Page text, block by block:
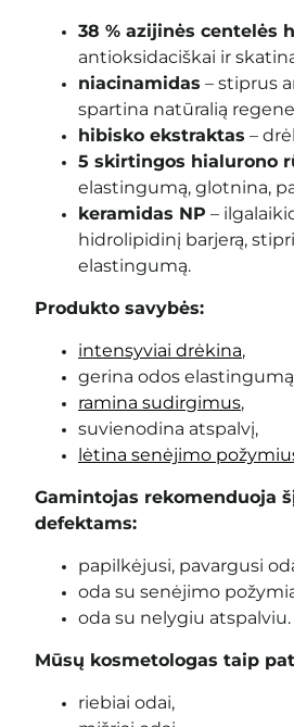
38 % azijinės centelės
antioksidaciškai ir
niacinamidas – stiprus
spartina natūralią
hibisko ekstraktas –
5 skirtingos hialurono
elastingumą, glotnina,
keramidas NP –
hidrolipidinį barjerą,
elastingumą.
Produkto savybės:
intensyviai drėkina,
gerina odos
ramina sudirgimus,
suvienodina atspalvį,
lėtina senėjimo
Gamintojas rekomenduoja
defektams:
papilkėjusi, pavargusi
oda su senėjimo
oda su nelygiu atspalviu.
Mūsų kosmetologas taip
riebiai odai,